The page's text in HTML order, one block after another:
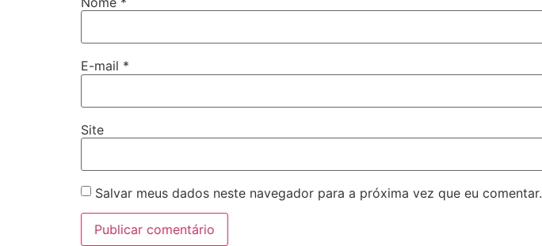
E-mail *
Site
Salvar meus dados neste navegador para a próxima vez que eu comentar.